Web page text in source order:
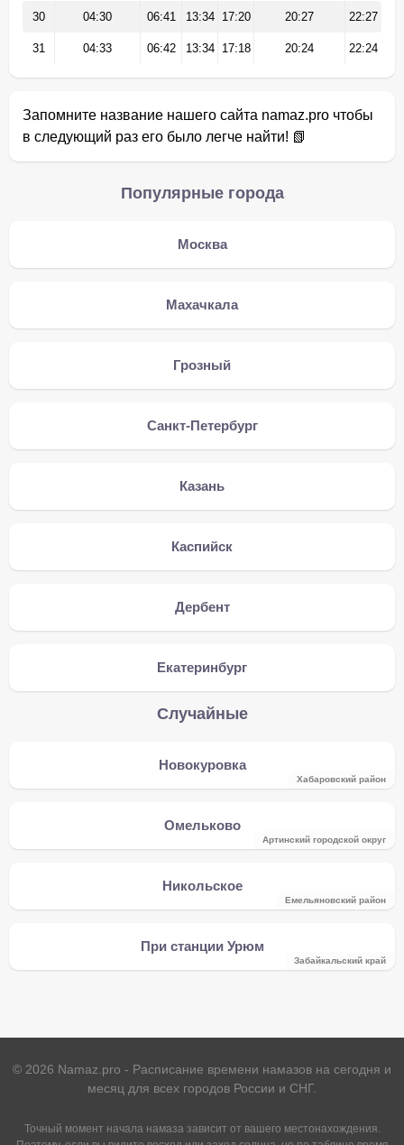
30 04:30 06:41 13:34 17:20 20:27 22:27
31 04:33 06:42 13:34 17:18 20:24 22:24
Запомните название нашего сайта namaz.pro чтобы
в следующий раз его было легче найти! 📗
Популярные города
Москва
Махачкала
Грозный
Санкт-Петербург
Казань
Каспийск
Дербент
Екатеринбург
Случайные
Новокуровка
Хабаровский район
Омельково
Артинский городской округ
Никольское
Емельяновский район
При станции Урюм
Забайкальский край
© 2026 Namaz.pro - Расписание времени намазов на сегодня и
месяц для всех городов России и СНГ.
Точный момент начала намаза зависит от вашего местонахождения.